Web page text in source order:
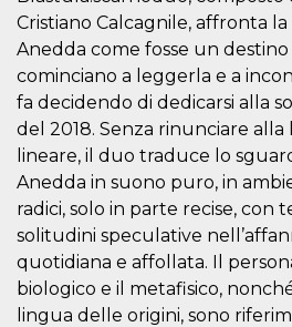
Cristiano Calcagnile, affronta
Anedda come fosse un
cominciano a leggerla e a
fa decidendo di dedicarsi alla
del 2018. Senza rinunciare
lineare, il duo traduce lo
Anedda in suono puro, in
radici, solo in parte recise, con
solitudini speculative
quotidiana e affollata. Il
biologico e il metafisico,
lingua delle origini, sono
wordpress_test_cookie
Automattic
.oooh.events
PHPSESSID
PHP.net
oooh.events